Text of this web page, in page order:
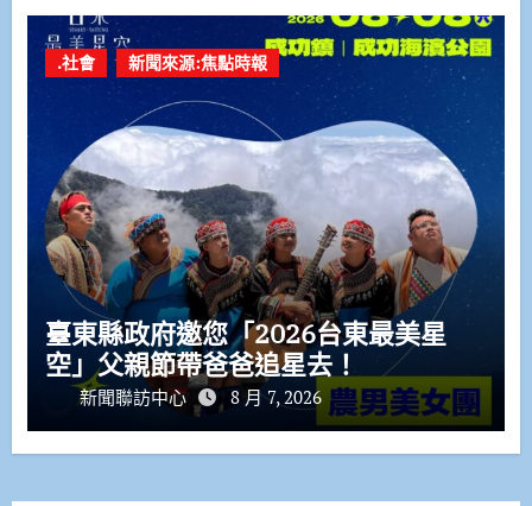
.社會 新聞來源:焦點時報
臺東縣政府邀您「2026台東最美星
空」父親節帶爸爸追星去！
新聞聯訪中心 8 月 7, 2026